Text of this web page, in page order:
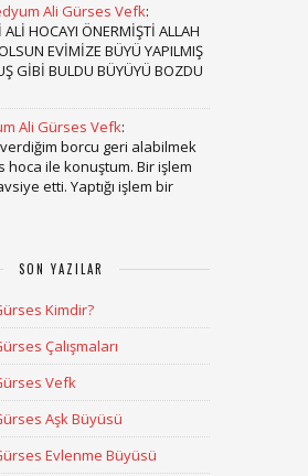
Ali Gürses Vefk:
HOCAYI ÖNERMİŞTİ ALLAH
EVİMİZE BÜYÜ YAPILMIŞ
GİBİ BULDU BÜYÜYÜ BOZDU
Ali Gürses Vefk:
borcu geri alabilmek
hoca ile konuştum. Bir işlem
etti. Yaptığı işlem bir
SON YAZILAR
Kimdir?
Çalışmaları
Vefk
Aşk Büyüsü
Evlenme Büyüsü